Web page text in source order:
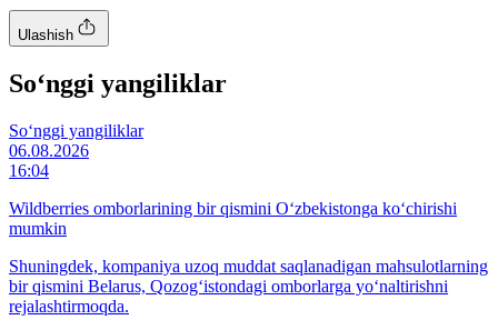
Ulashish
So‘nggi yangiliklar
So‘nggi yangiliklar
06.08.2026
16:04
Wildberries omborlarining bir qismini O‘zbekistonga ko‘chirishi
mumkin
Shuningdek, kompaniya uzoq muddat saqlanadigan mahsulotlarning
bir qismini Belarus, Qozog‘istondagi omborlarga yo‘naltirishni
rejalashtirmoqda.